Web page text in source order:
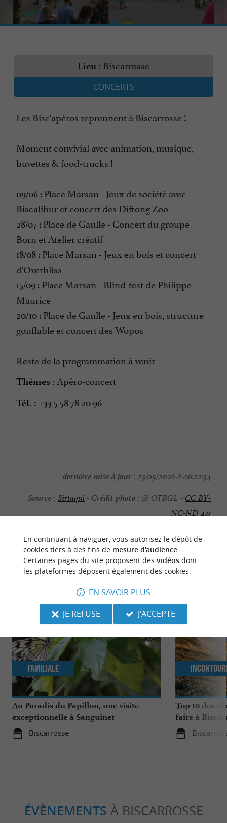
Lieu : Biscarrosse
CONCERTS
Les Bisc'apéros reprennent à Biscarrosse !
Moment convivial avec animation, musique,
buvettes & food-trucks !
09/06 : Place Marsan - Jeux de société avec
Biscalibur et concert des Diftong Zoo
28/07 : Place de Gaulle - Concert du groupe
Born et Atelier créatif
18/08 : Place Marsan - Jeux en bois et concert
d'Overbliss
15/09 : Place Marsan - Blind-test de Philippe
Maurice
20/10 : Place de Gaulle - Jeux en bois, structure
gonflable et concert des Wopos
Reste de la programmation à venir
Thèmes : Apéro-concert
Tél. : +33 5 58 78 20 96
dernière mise à jour : 23/05/2026 à 06:22:54
Source : Sirtaqui-Crédit photo : @ OTBGL -CC BY-
NC-ND 4.0
NOUS AVONS TESTÉPOUR VOUS
Au Paradis du Papillon, une visite
exceptionnelle à Sanguinet
Biscarrosse
Familiale
Top 10 des
faire à
ÉVÈNEMENTS À BISCARROSSE
En continuant à naviguer, vous autorisez le dépôt de
cookies tiers à des fins de mesure d'audience.
Certaines pages du site proposent des vidéosdont
les plateformes déposent également des cookies.
EN SAVOIR PLUS
JE REFUSE
J'ACCEPTE